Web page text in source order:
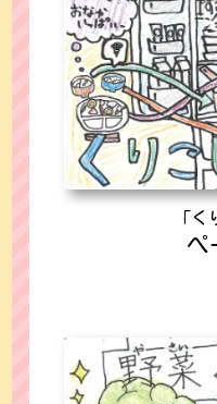
「く
ぺ